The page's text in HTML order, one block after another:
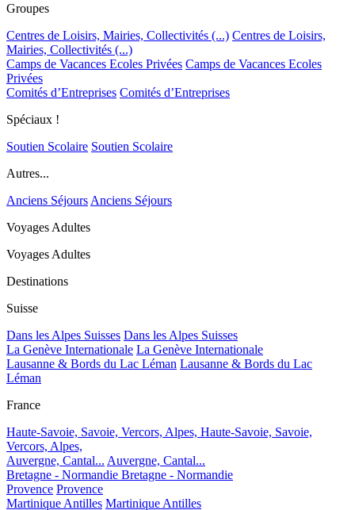
Groupes
Centres de Loisirs, Mairies, Collectivités (...) Centres de Loisirs,
Mairies, Collectivités (...)
Camps de Vacances Ecoles Privées Camps de Vacances Ecoles
Privées
Comités d’Entreprises Comités d’Entreprises
Spéciaux !
Soutien Scolaire Soutien Scolaire
Autres...
Anciens Séjours Anciens Séjours
Voyages Adultes
Voyages Adultes
Destinations
Suisse
Dans les Alpes Suisses Dans les Alpes Suisses
La Genève Internationale La Genève Internationale
Lausanne & Bords du Lac Léman Lausanne & Bords du Lac
Léman
France
Haute-Savoie, Savoie, Vercors, Alpes, Haute-Savoie, Savoie,
Vercors, Alpes,
Auvergne, Cantal... Auvergne, Cantal...
Bretagne - Normandie Bretagne - Normandie
Provence Provence
Martinique Antilles Martinique Antilles